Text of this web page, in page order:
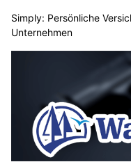
Simply: Persönliche
Unternehmen